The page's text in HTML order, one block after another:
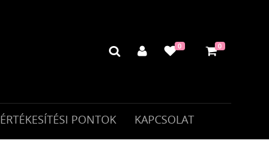
0 0
ÉRTÉKESÍTÉSI PONTOK KAPCSOLAT